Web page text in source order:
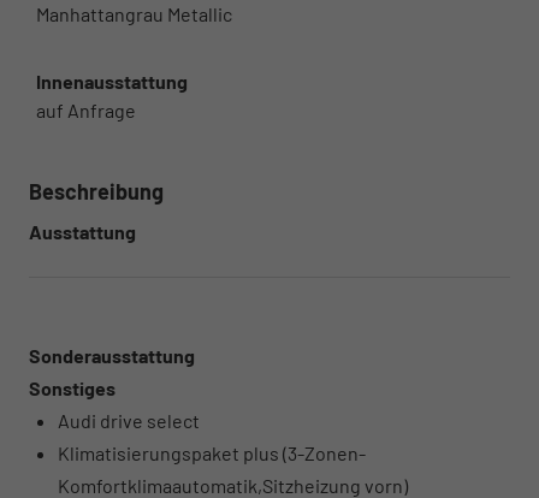
Manhattangrau Metallic
Innenausstattung
auf Anfrage
Beschreibung
Ausstattung
Sonderausstattung
Sonstiges
Audi drive select
Klimatisierungspaket plus (3-Zonen-
Komfortklimaautomatik,Sitzheizung vorn)